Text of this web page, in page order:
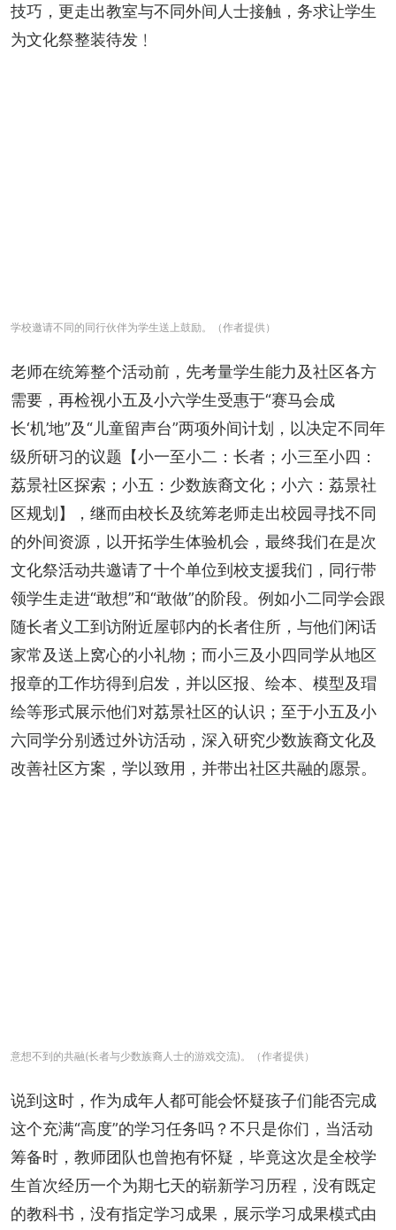
技巧，更走出教室与不同外间人士接触，务求让学生
为文化祭整装待发﹗
学校邀请不同的同行伙伴为学生送上鼓励。（作者提供）
老师在统筹整个活动前，先考量学生能力及社区各方
需要，再检视小五及小六学生受惠于“赛马会成
长‘机’地”及“儿童留声台”两项外间计划，以决定不同年
级所研习的议题【小一至小二：长者；小三至小四：
荔景社区探索；小五：少数族裔文化；小六：荔景社
区规划】，继而由校长及统筹老师走出校园寻找不同
的外间资源，以开拓学生体验机会，最终我们在是次
文化祭活动共邀请了十个单位到校支援我们，同行带
领学生走进“敢想”和“敢做”的阶段。例如小二同学会跟
随长者义工到访附近屋邨内的长者住所，与他们闲话
家常及送上窝心的小礼物；而小三及小四同学从地区
报章的工作坊得到启发，并以区报、绘本、模型及瑁
绘等形式展示他们对荔景社区的认识；至于小五及小
六同学分别透过外访活动，深入研究少数族裔文化及
改善社区方案，学以致用，并带出社区共融的愿景。
意想不到的共融(长者与少数族裔人士的游戏交流)。（作者提供）
说到这时，作为成年人都可能会怀疑孩子们能否完成
这个充满“高度”的学习任务吗？不只是你们，当活动
筹备时，教师团队也曾抱有怀疑，毕竟这次是全校学
生首次经历一个为期七天的崭新学习历程，没有既定
的教科书，没有指定学习成果，展示学习成果模式由